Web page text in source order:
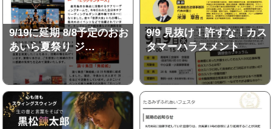
9/19に延期 8/8予定のおお
あいら夏祭り ジ…
9/9 見抜け！許すな！カス
タマーハラスメント